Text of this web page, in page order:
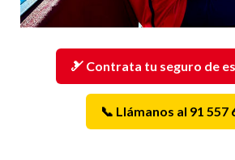
🎿 Contrata tu seguro de
📞 Llámanos al 91 557